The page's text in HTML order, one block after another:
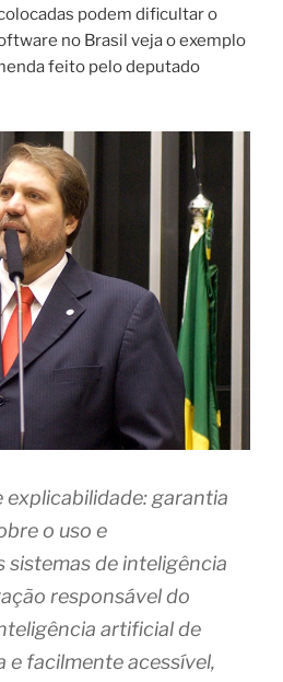
podem dificultar o
no Brasil veja o exemplo
feito pelo deputado
explicabilidade: garantia
o uso e
de inteligência
responsável do
artificial de
e facilmente acessível,